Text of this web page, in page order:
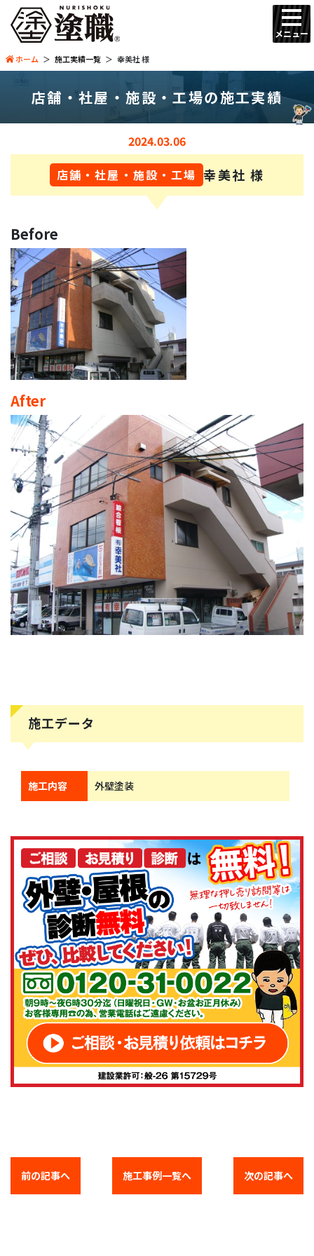
メニュー
ホーム 施工実績一覧 幸美社 様
店舗・社屋・施設・工場の施工実績
2024.03.06
店舗・社屋・施設・工場 幸美社 様
Before
After
施工データ
施工内容 外壁塗装
前の記事へ 施工事例一覧へ 次の記事へ